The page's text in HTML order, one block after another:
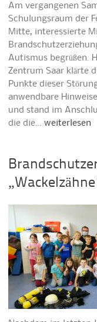
Am vergangenen
Schulungsraum der
Mitte, interessierte
Autismus begrüßen.
Zentrum Saar klärte
Punkte dieser
anwendbare
und stand im
die die…weiterlesen